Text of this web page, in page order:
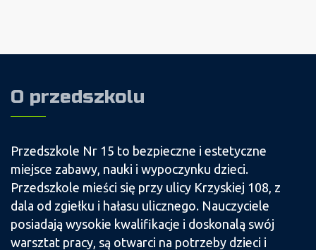
O przedszkolu
Przedszkole Nr 15 to bezpieczne i estetyczne
miejsce zabawy, nauki i wypoczynku dzieci.
Przedszkole mieści się przy ulicy Krzyskiej 108, z
dala od zgiełku i hałasu ulicznego. Nauczyciele
posiadają wysokie kwalifikacje i doskonalą swój
warsztat pracy, są otwarci na potrzeby dzieci i